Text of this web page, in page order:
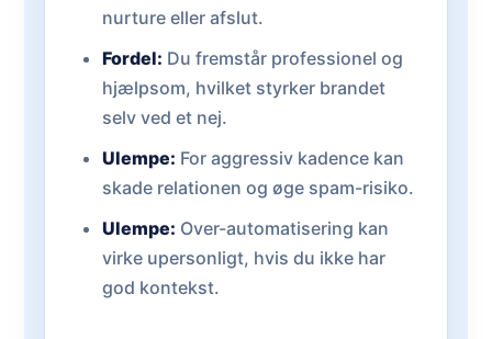
nurture eller afslut.
Fordel: Du fremstår professionel og
hjælpsom, hvilket styrker brandet
selv ved et nej.
Ulempe: For aggressiv kadence kan
skade relationen og øge spam-risiko.
Ulempe: Over-automatisering kan
virke upersonligt, hvis du ikke har
god kontekst.